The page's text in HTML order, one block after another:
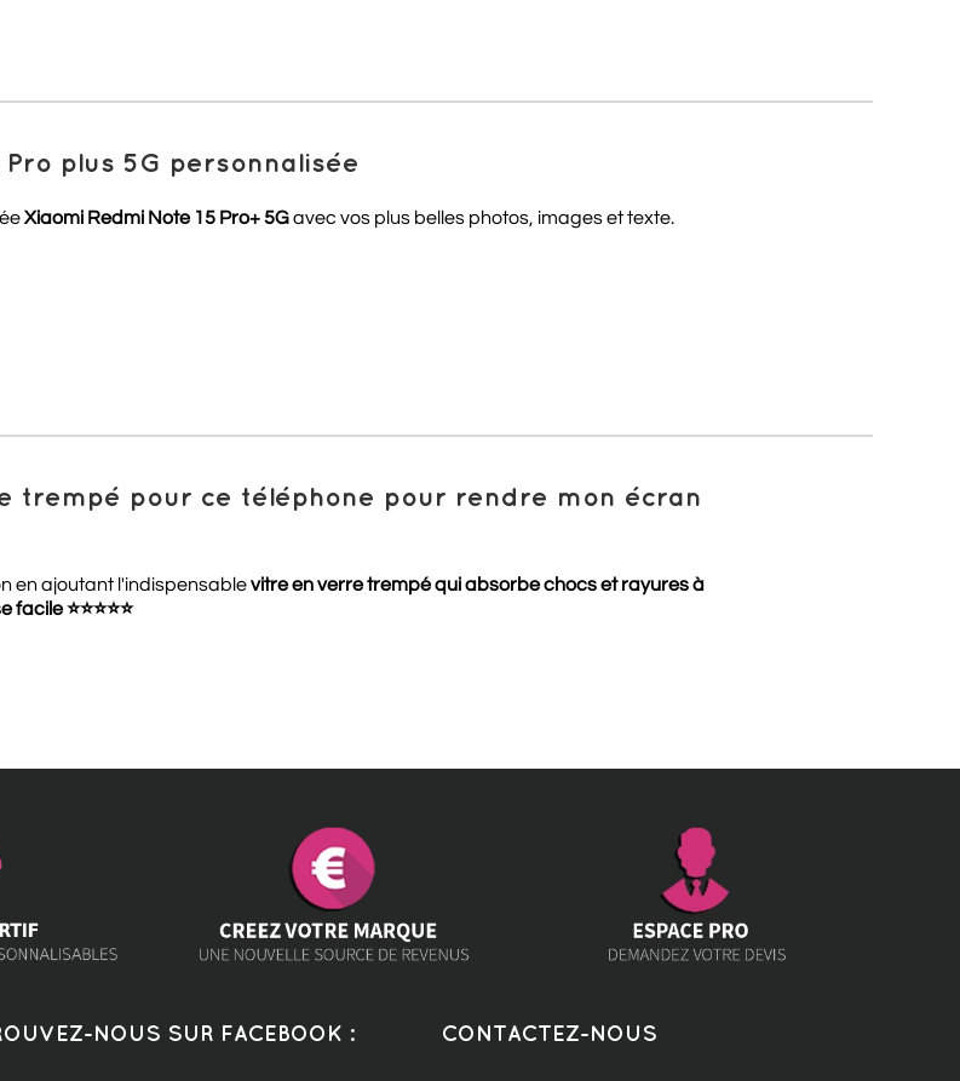
plus 5G personnalisée
Xiaomi Redmi Note 15 Pro+ 5Gavec vos plus belles photos, images et texte.
trempé pour ce téléphone pour rendre mon écran
en ajoutant l'indispensablevitre en verre trempé qui absorbe chocs et rayures à
facile⭐⭐⭐⭐⭐
NOUS SUR FACEBOOK : CONTACTEZ-NOUS